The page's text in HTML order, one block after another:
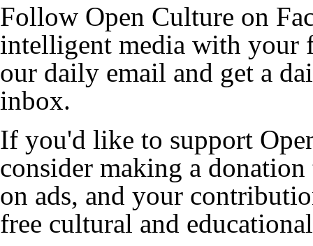
Follow Open Culture on
intelligent media with your
our daily email and get a
inbox.
If you'd like to support
consider making a
on ads, and your
free cultural and